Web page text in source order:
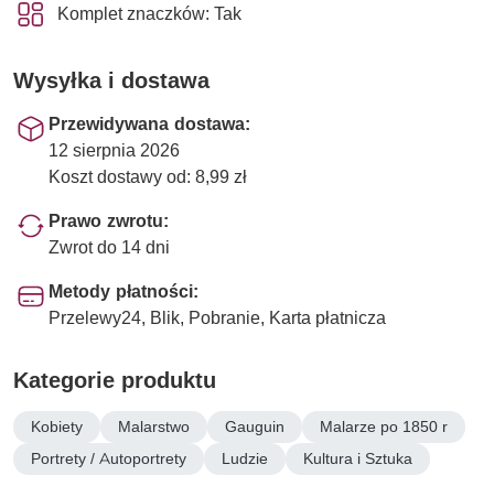
Komplet znaczków: Tak
Wysyłka i dostawa
Przewidywana dostawa:
12 sierpnia 2026
Koszt dostawy od: 8,99 zł
Prawo zwrotu:
Zwrot do 14 dni
Metody płatności:
Przelewy24, Blik, Pobranie, Karta płatnicza
Kategorie produktu
Kobiety Malarstwo Gauguin
Malarze po 1850 r
Portrety / Autoportrety
Ludzie Kultura i Sztuka